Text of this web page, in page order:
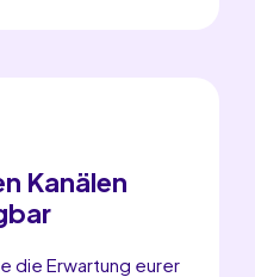
Kanälen
die Erwartung eurer